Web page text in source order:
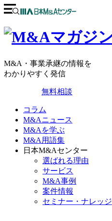
M&A・事業承継の情報を
わかりやすく発信
無料相談
コラム
M&Aニュース
M&Aを学ぶ
M&A用語集
日本M&Aセンター
選ばれる理由
サービス
M&A事例
案件情報
セミナー・ナレッジ